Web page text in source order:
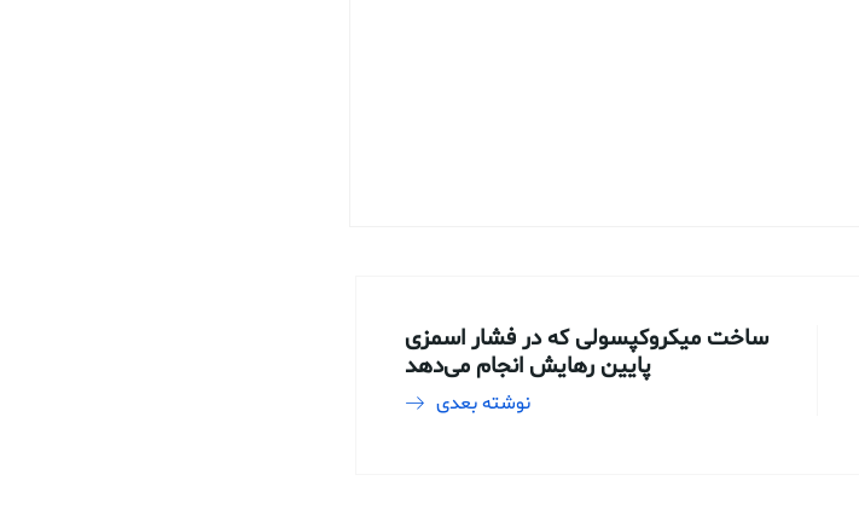
ساخت میکروکپسولی که در فشار اسمزی
پایین رهایش انجام می‌دهد
نوشته بعدی